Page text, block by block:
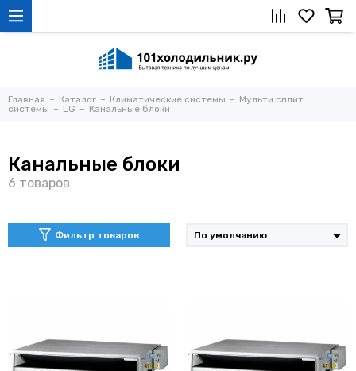
Главная Каталог Климатические системы
Мульти сплит
системы
LG Канальные блоки
Канальные блоки
Фильтр товаров